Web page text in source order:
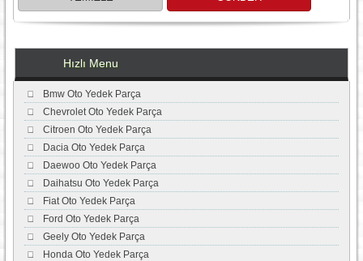
Hızlı Menu
Bmw Oto Yedek Parça
Chevrolet Oto Yedek Parça
Citroen Oto Yedek Parça
Dacia Oto Yedek Parça
Daewoo Oto Yedek Parça
Daihatsu Oto Yedek Parça
Fiat Oto Yedek Parça
Ford Oto Yedek Parça
Geely Oto Yedek Parça
Honda Oto Yedek Parça